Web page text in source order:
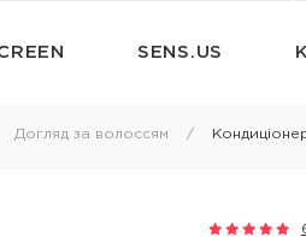
SENS.US
Догляд за волоссям